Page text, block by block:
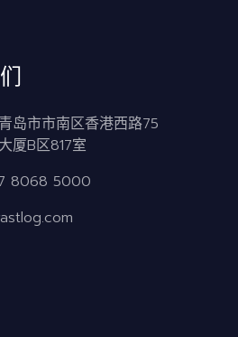
岛市市南区香港西路75
厦B区817室
8068 5000